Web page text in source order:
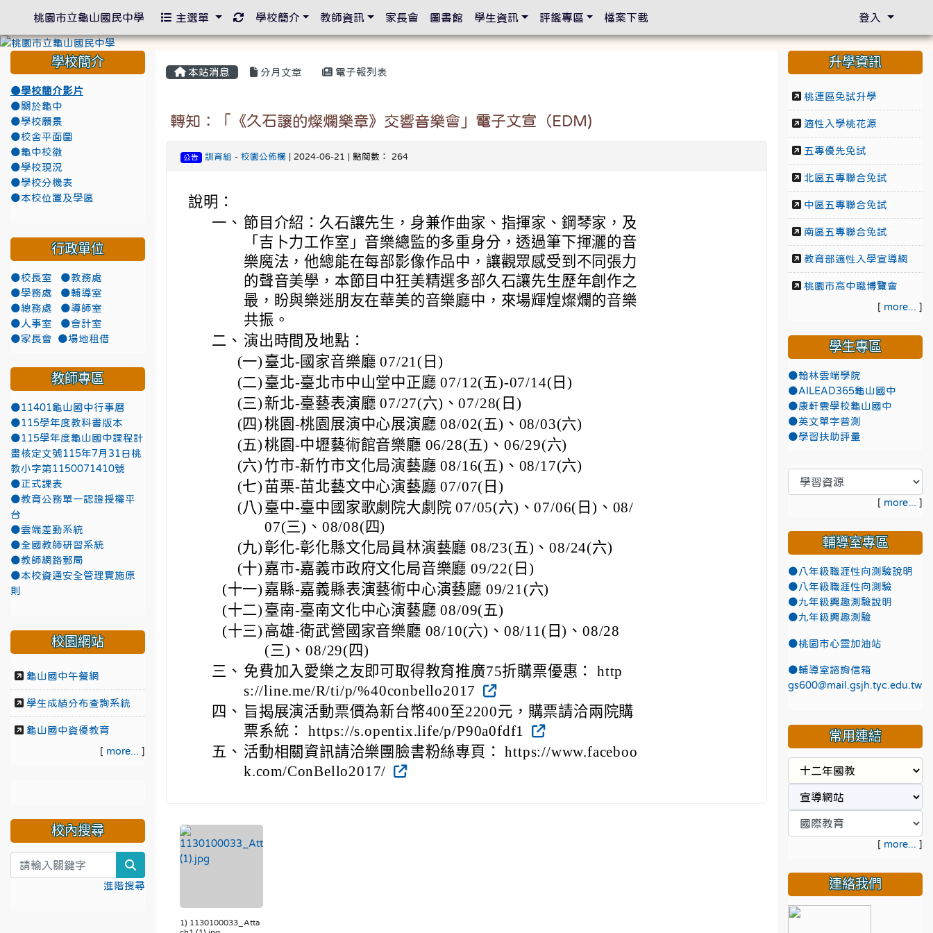
本站消息 分月文章 電子報列表
轉知：「《久石讓的燦爛樂章》交響音樂會」電子文宣（EDM)
公告 訓育組 - 校園公佈欄 | 2024-06-21 | 點閱數： 264
說明：
一、 節目介紹：久石讓先生，身兼作曲家、指揮家、鋼琴家，及
「吉卜力工作室」音樂總監的多重身分，透過筆下揮灑的音
樂魔法，他總能在每部影像作品中，讓觀眾感受到不同張力
的聲音美學，本節目中狂美精選多部久石讓先生歷年創作之
最，盼與樂迷朋友在華美的音樂廳中，來場輝煌燦爛的音樂
共振。
二、 演出時間及地點：
(一) 臺北-國家音樂廳 07/21(日)
(二) 臺北-臺北市中山堂中正廳 07/12(五)-07/14(日)
(三) 新北-臺藝表演廳 07/27(六)、07/28(日)
(四)桃園-桃園展演中心展演廳 08/02(五)、08/03(六)
(五)桃園-中壢藝術館音樂廳 06/28(五)、06/29(六)
(六)竹市-新竹市文化局演藝廳 08/16(五)、08/17(六)
(七) 苗栗-苗北藝文中心演藝廳 07/07(日)
(八) 臺中-臺中國家歌劇院大劇院 07/05(六)、07/06(日)、08/
07(三)、08/08(四)
(九)彰化-彰化縣文化局員林演藝廳 08/23(五)、08/24(六)
(十) 嘉市-嘉義市政府文化局音樂廳 09/22(日)
(十一) 嘉縣-嘉義縣表演藝術中心演藝廳 09/21(六)
(十二) 臺南-臺南文化中心演藝廳 08/09(五)
(十三) 高雄-衛武營國家音樂廳 08/10(六)、08/11(日)、08/28
(三)、08/29(四)
三、 免費加入愛樂之友即可取得教育推廣75折購票優惠： http
s://line.me/R/ti/p/%40conbello2017
四、 旨揭展演活動票價為新台幣400至2200元，購票請洽兩院購
票系統： https://s.opentix.life/p/P90a0fdf1
五、 活動相關資訊請洽樂團臉書粉絲專頁： https://www.faceboo
k.com/ConBello2017/
1) 1130100033_Atta
學校簡介
●學校簡介影片
●關於龜中
●學校願景
●校舍平面圖
●龜中校徽
●學校現況
●學校分機表
●本校位置及學區
行政單位
●校長室
●教務處
●學務處
●輔導室
●總務處
●導師室
●人事室
●會計室
●家長會
●場地租借
教師專區
●11401龜山國中行事曆
●115學年度教科書版本
●115學年度龜山國中課程計
畫核定文號115年7月31日桃
教小字第1150071410號
●正式課表
●教育公務單一認證授權平
台
●雲端差勤系統
●全國教師研習系統
●教師網路郵局
●本校資通安全管理實施原
則
校園網站
龜山國中午餐網
學生成績分布查詢系統
龜山國中資優教育
[ more... ]
校內搜尋
進階搜尋
升學資訊
桃連區免試升學
適性入學桃花源
五專優先免試
北區五專聯合免試
中區五專聯合免試
南區五專聯合免試
教育部適性入學宣導網
桃園市高中職博覽會
[ more... ]
學生專區
●翰林雲端學院
●AILEAD365龜山國中
●康軒雲學校龜山國中
●英文單字普測
●學習扶助評量
[ more... ]
輔導室專區
●八年級職涯性向測驗說明
●八年級職涯性向測驗
●九年級興趣測驗說明
●九年級興趣測驗
●桃園市心靈加油站
●輔導室諮詢信箱
gs600@mail.gsjh.tyc.edu.tw
常用連結
[ more... ]
連絡我們
桃園市立龜山國民中學 主選單 重新取得佈景設定
學校簡介 教師資訊 家長會 圖書館 學生資訊 評鑑專區 檔案下載 登入